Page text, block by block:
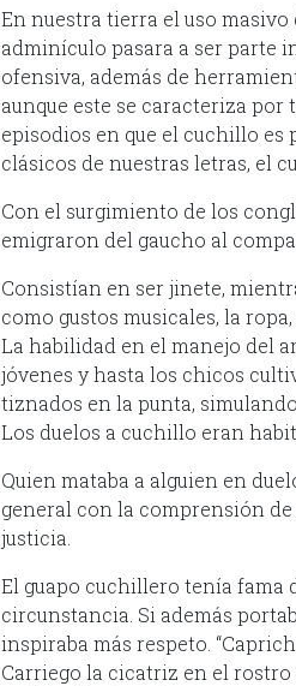
En nuestra tierra el uso
adminículo pasara a ser parte
ofensiva, además de
aunque este se caracteriza
episodios en que el cuchillo
clásicos de nuestras letras, el
Con el surgimiento de los
emigraron del gaucho al
Consistían en ser jinete,
como gustos musicales, la
La habilidad en el manejo del
jóvenes y hasta los chicos
tiznados en la punta,
Los duelos a cuchillo eran
Quien mataba a alguien en
general con la comprensión de
justicia.
El guapo cuchillero tenía fama
circunstancia. Si además
inspiraba más respeto.
Carriego la cicatriz en el rostro